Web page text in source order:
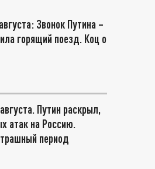
Звонок Путина –
горящий поезд. Коц о
Путин раскрыл,
атак на Россию.
период